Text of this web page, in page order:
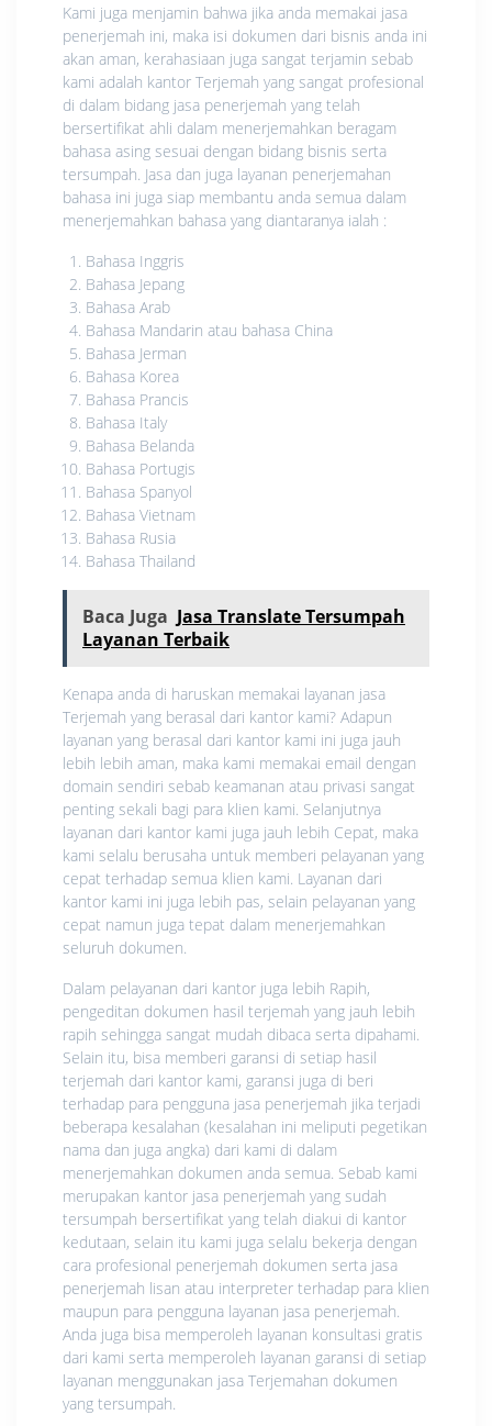
Kami juga menjamin bahwa jika anda memakai jasa
penerjemah ini, maka isi dokumen dari bisnis anda ini
akan aman, kerahasiaan juga sangat terjamin sebab
kami adalah kantor Terjemah yang sangat profesional
di dalam bidang jasa penerjemah yang telah
bersertifikat ahli dalam menerjemahkan beragam
bahasa asing sesuai dengan bidang bisnis serta
tersumpah. Jasa dan juga layanan penerjemahan
bahasa ini juga siap membantu anda semua dalam
menerjemahkan bahasa yang diantaranya ialah :
Bahasa Inggris
Bahasa Jepang
Bahasa Arab
Bahasa Mandarin atau bahasa China
Bahasa Jerman
Bahasa Korea
Bahasa Prancis
Bahasa Italy
Bahasa Belanda
Bahasa Portugis
Bahasa Spanyol
Bahasa Vietnam
Bahasa Rusia
Bahasa Thailand
Baca Juga Jasa Translate Tersumpah
Layanan Terbaik
Kenapa anda di haruskan memakai layanan jasa
Terjemah yang berasal dari kantor kami? Adapun
layanan yang berasal dari kantor kami ini juga jauh
lebih lebih aman, maka kami memakai email dengan
domain sendiri sebab keamanan atau privasi sangat
penting sekali bagi para klien kami. Selanjutnya
layanan dari kantor kami juga jauh lebih Cepat, maka
kami selalu berusaha untuk memberi pelayanan yang
cepat terhadap semua klien kami. Layanan dari
kantor kami ini juga lebih pas, selain pelayanan yang
cepat namun juga tepat dalam menerjemahkan
seluruh dokumen.
Dalam pelayanan dari kantor juga lebih Rapih,
pengeditan dokumen hasil terjemah yang jauh lebih
rapih sehingga sangat mudah dibaca serta dipahami.
Selain itu, bisa memberi garansi di setiap hasil
terjemah dari kantor kami, garansi juga di beri
terhadap para pengguna jasa penerjemah jika terjadi
beberapa kesalahan (kesalahan ini meliputi pegetikan
nama dan juga angka) dari kami di dalam
menerjemahkan dokumen anda semua. Sebab kami
merupakan kantor jasa penerjemah yang sudah
tersumpah bersertifikat yang telah diakui di kantor
kedutaan, selain itu kami juga selalu bekerja dengan
cara profesional penerjemah dokumen serta jasa
penerjemah lisan atau interpreter terhadap para klien
maupun para pengguna layanan jasa penerjemah.
Anda juga bisa memperoleh layanan konsultasi gratis
dari kami serta memperoleh layanan garansi di setiap
layanan menggunakan jasa Terjemahan dokumen
yang tersumpah.